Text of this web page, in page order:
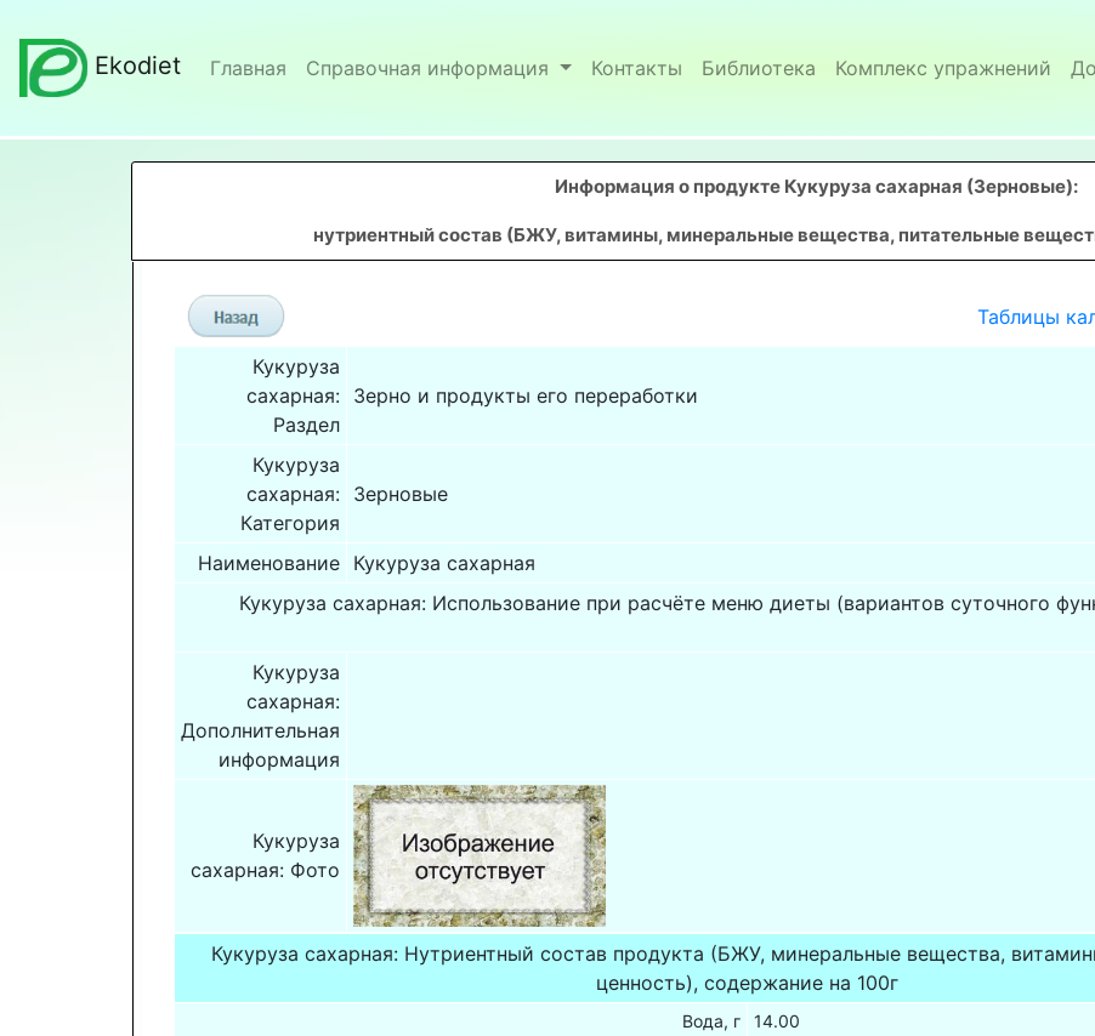
Ekodiet Главная Справочная информация Контакты Библиотека Комплекс упражнений
Информация о продукте Кукуруза сахарная (Зерновые):
нутриентный состав (БЖУ, витамины, минеральные вещества, питательные
Таблицы
Кукуруза
сахарная:
Раздел
Зерно и продукты его переработки
Кукуруза
сахарная:
Категория
Зерновые
Наименование Кукуруза сахарная
Кукуруза сахарная: Использование при расчёте меню диеты (вариантов суточного
Кукуруза
сахарная:
Дополнительная
информация
Кукуруза
сахарная: Фото
Кукуруза сахарная: Нутриентный состав продукта (БЖУ, минеральные вещества,
ценность), содержание на 100г
Вода, г
14.00